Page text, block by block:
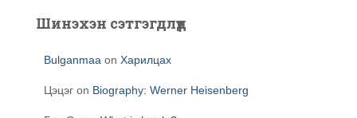
Шинэхэн сэтгэгдлүүд
Bulganmaa on Харилцах
Цэцэг on Biography: Werner Heisenberg